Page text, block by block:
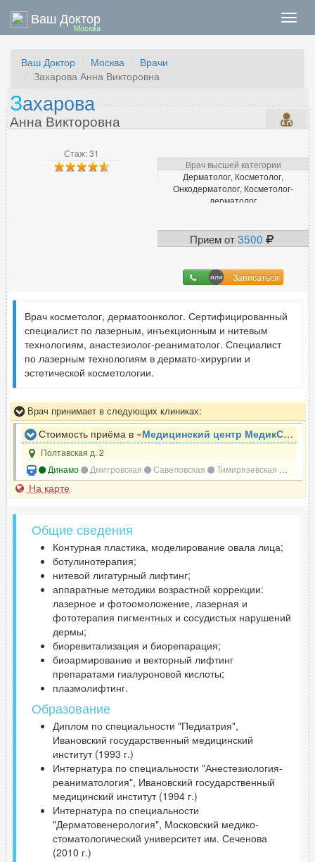
Ваш Доктор
Москва
Ваш Доктор Москва
Врачи
Захарова Анна Викторовна
Стаж: 31
Врач высшей категории
Дерматолог, Косметолог,
Онкодерматолог, Косметолог-
дерматолог
Прием от3500
Записаться
Захарова
Анна Викторовна
Врач косметолог, дерматоонколог. Сертифицированный
специалист по лазерным, инъекционным и нитевым
технологиям, анастезиолог-реаниматолог. Специалист
по лазерным технологиям в дермато-хирургии и
эстетической косметологии.
Врач принимает в следующих клиниках:
Стоимость приёма в «Медицинский центр МедикСити
Полтавская д. 2
Динамо
Дмитровская Савеловская Тимирязевская
На карте
Общие сведения
Контурная пластика, моделирование овала лица;
ботулинотерапия;
нитевой лигатурный лифтинг;
аппаратные методики возрастной коррекции:
лазерное и фотоомоложение, лазерная и
фототерапия пигментных и сосудистых нарушений
дермы;
биоревитализация и биорепарация;
биоармирование и векторный лифтинг
препаратами гиалуроновой кислоты;
плазмолифтинг.
Образование
Диплом по специальности "Педиатрия",
Ивановский государственный медицинский
институт (1993 г.)
Интернатура по специальности "Анестезиология-
реаниматология", Ивановский государственный
медицинский институт (1994 г.)
Интернатура по специальности
"Дерматовенерология", Московский медико-
стоматологический университет им. Сеченова
(2010 г.)